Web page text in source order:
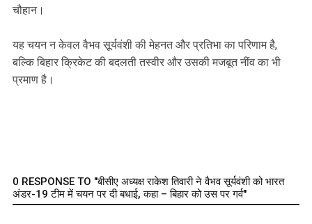
चौहान।
यह चयन न केवल वैभव सूर्यवंशी की मेहनत और प्रतिभा का परिणाम है,
बल्कि बिहार क्रिकेट की बदलती तस्वीर और उसकी मजबूत नींव का भी
प्रमाण है।
0 RESPONSE TO "बीसीए अध्यक्ष राकेश तिवारी ने वैभव सूर्यवंशी को भारत
अंडर-19 टीम में चयन पर दी बधाई, कहा – बिहार को उस पर गर्व"